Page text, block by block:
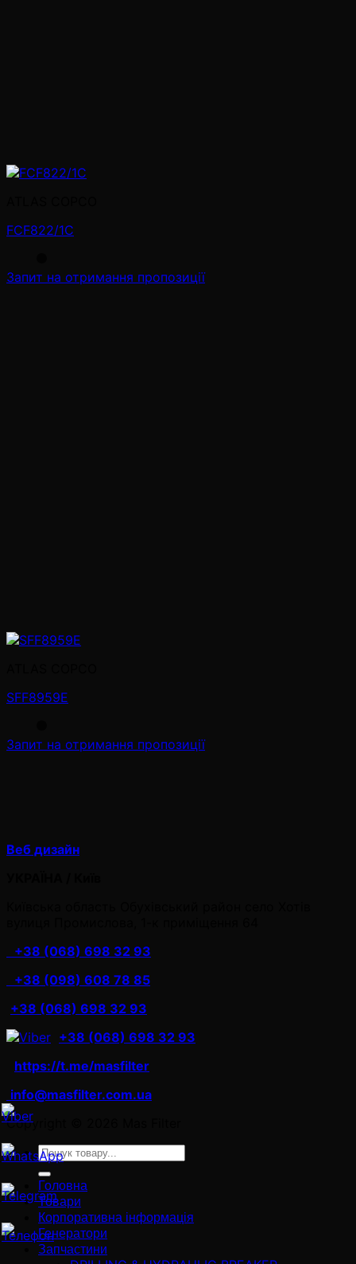
FCF822/1C
Запит на отримання пропозиції
SFF8959E
Запит на отримання пропозиції
Веб дизайн
+38 (068) 698 32 93
+38 (098) 608 78 85
+38 (068) 698 32 93
+38 (068) 698 32 93
https://t.me/masfilter
info@masfilter.com.ua
Copyright © 2026 Mas Filter
Ara:
Головна
Товари
Корпоративна інформація
Генератори
Запчастини